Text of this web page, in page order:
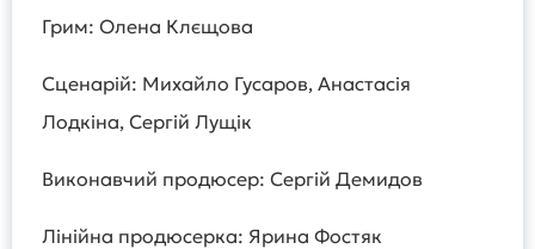
Грим: Олена Клєщова
Сценарій: Михайло Гусаров, Анастасія
Лодкіна, Сергій Лущік
Виконавчий продюсер: Сергій Демидов
Лінійна продюсерка: Ярина Фостяк